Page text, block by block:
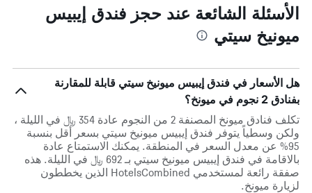
الأسئلة الشائعة عند حجز فندق إيبيس
ميونيخ سيتي
هل الأسعار في فندق إيبيس ميونيخ سيتي قابلة للمقارنة
بفنادق 2 نجوم في ميونخ؟
تكلف فنادق ميونخ المصنفة 2 من النجوم عادة 354 ﷼ في الليلة ،
ولكن وسطياً يتوفر فندق إيبيس ميونيخ سيتي بسعر أقل بنسبة
95% عن معدل السعر في المنطقة. يمكنك الاستمتاع عادة
بالاقامة في فندق إيبيس ميونيخ سيتي بـ 692 ﷼ في الليلة. هذه
صفقة رائعة لمستخدمي HotelsCombined الذين يخططون
لزيارة ميونخ.